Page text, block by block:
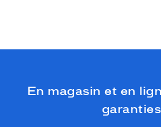
En magasin et en